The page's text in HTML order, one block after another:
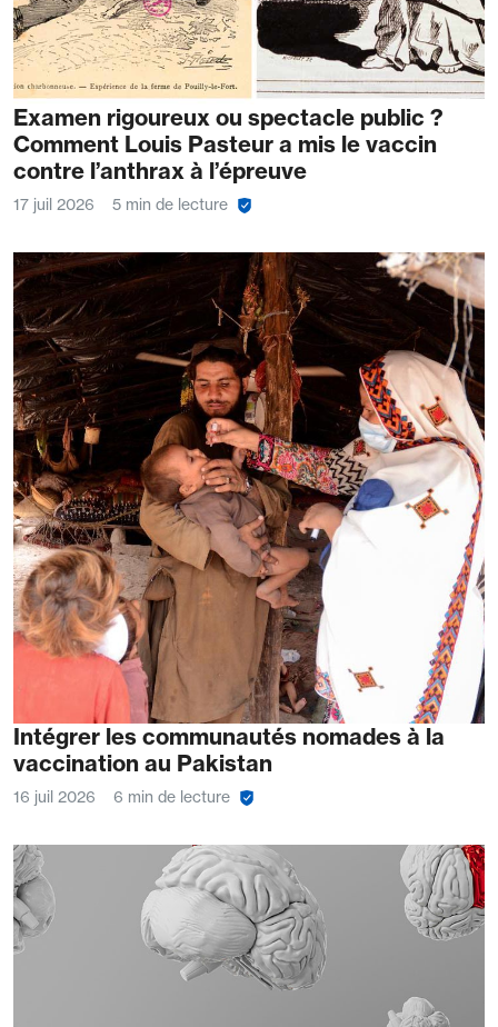
Examen rigoureux ou spectacle public ?
Comment Louis Pasteur a mis le vaccin
contre l’anthrax à l’épreuve
17 juil 2026 5 min de lecture
Intégrer les communautés nomades à la
vaccination au Pakistan
16 juil 2026 6 min de lecture